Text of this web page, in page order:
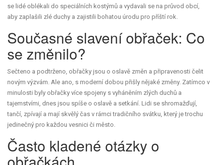
se lidé oblékali do speciálních kostýmů a vydavali se na průvod obcí,
aby zaplašili zlé duchy a zajistili bohatou úrodu pro příští rok.
Současné slavení obřaček: Co
se změnilo?
Sečteno a podtrženo, obřačky jsou o oslavě změn a připravenosti čelit
novým výzvám. Ale ano, s moderní dobou přišly nějaké změny. Zatímco v
minulosti byly obřačky více spojeny s vyháněním zlých duchů a
tajemstvími, dnes jsou spíše o oslavě a setkání. Lidi se shromažďují,
tančí, zpívají a mají skvělý čas v rámci tradičního svátku, který je trochu
jedinečný pro každou vesnici či město.
Často kladené otázky o